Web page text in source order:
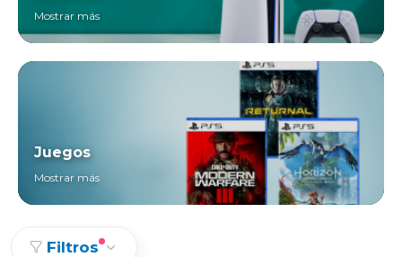
Mostrar más
Juegos
Mostrar más
Filtros